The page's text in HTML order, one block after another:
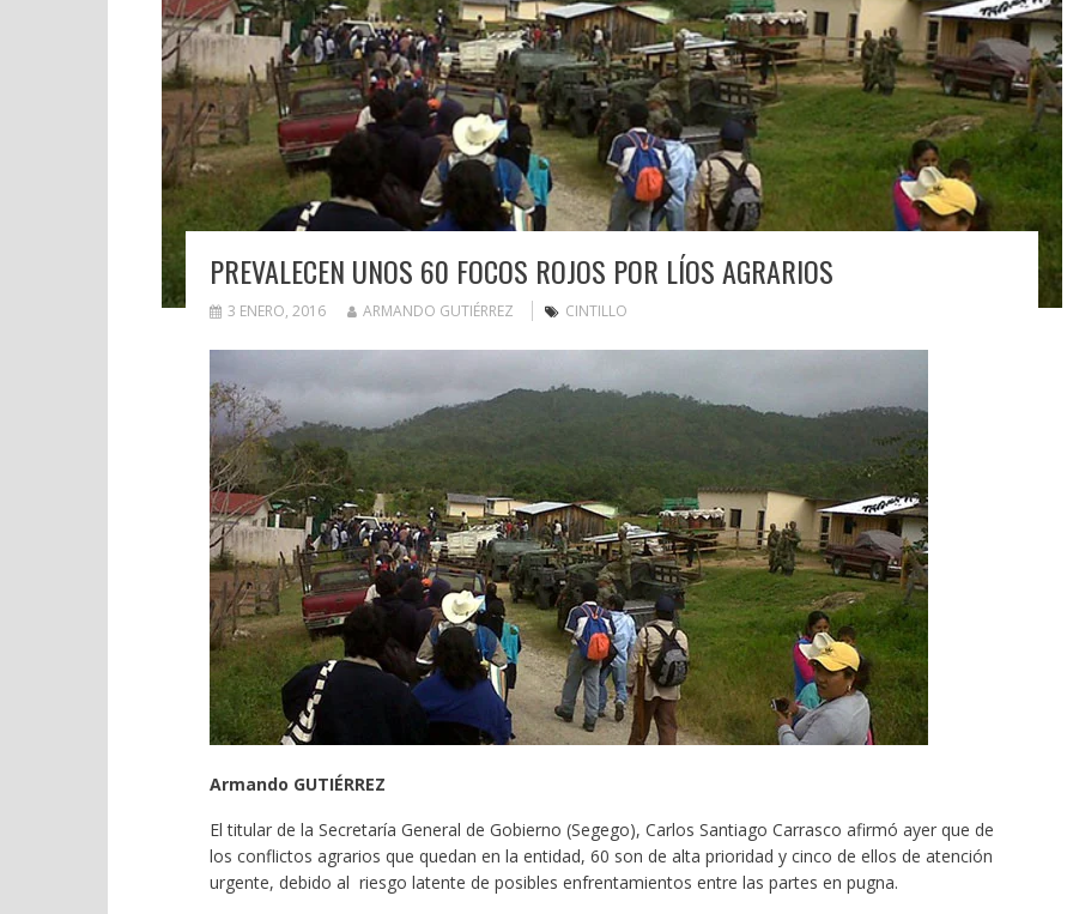
PREVALECEN UNOS 60 FOCOS ROJOS POR LÍOS AGRARIOS
3 ENERO, 2016 ARMANDO GUTIÉRREZ CINTILLO
Armando GUTIÉRREZ
El titular de la Secretaría General de Gobierno (Segego), Carlos Santiago Carrasco afirmó ayer que de
los conflictos agrarios que quedan en la entidad, 60 son de alta prioridad y cinco de ellos de atención
urgente, debido al riesgo latente de posibles enfrentamientos entre las partes en pugna.